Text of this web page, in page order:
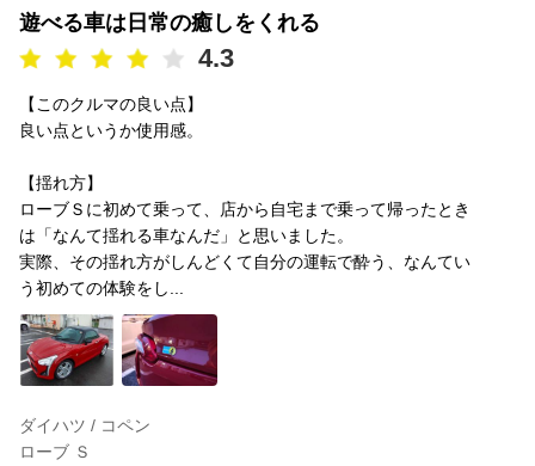
遊べる車は日常の癒しをくれる
4.3
【このクルマの良い点】
良い点というか使用感。
【揺れ方】
ローブＳに初めて乗って、店から自宅まで乗って帰ったとき
は「なんて揺れる車なんだ」と思いました。
実際、その揺れ方がしんどくて自分の運転で酔う、なんてい
う初めての体験をし...
ダイハツ / コペン
ローブ Ｓ